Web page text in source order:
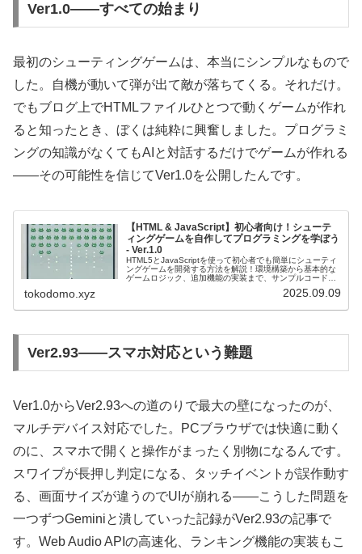
Ver1.0——すべての始まり
最初のシューティングゲームは、本当にシンプルなもので
した。自機が動いて弾が出て敵が落ちてくる。それだけ。
でもブログ上でHTMLファイルひとつで動くゲームが作れ
ると知ったとき、ぼくは純粋に興奮しました。プログラミ
ングの知識がなくてもAIと対話するだけでゲームが作れる
——その可能性を信じてVer1.0を公開したんです。
【HTML & JavaScript】初心者向け！シューテ
ィングゲームを自作してプログラミングを学ぼう
- Ver.1.0
HTML5とJavaScriptを使って初心者でも簡単にシューティ
ングゲームを開発する方法を解説！環境構築から基本的な
ゲームロジック、追加機能の実装まで、サンプルコード付
tokodomo.xyz 2025.09.09
Ver2.93——スマホ対応という難題
Ver1.0からVer2.93への道のりで最大の壁になったのが、
マルチデバイス対応でした。PCブラウザでは快適に動く
のに、スマホで開くと操作がまったく別物になるんです。
スワイプが長押し判定になる、タッチイベントが誤作動す
る、画面サイズが違うのでUIが崩れる——こうした問題を
一つずつGeminiと潰していった記録がVer2.93の記事で
す。Web Audio APIの高速化、ランキング機能の実装もこ